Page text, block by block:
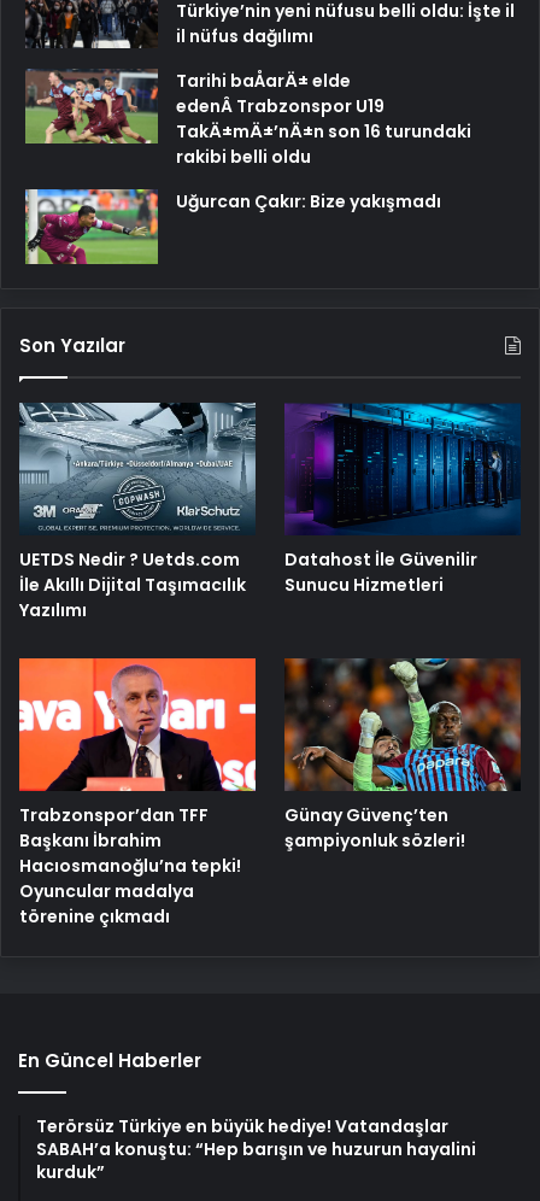
Türkiye’nin yeni nüfusu belli oldu: İşte il
il nüfus dağılımı
Tarihi baÅarÄ± elde
edenÂ Trabzonspor U19
TakÄ±mÄ±’nÄ±n son 16 turundaki
rakibi belli oldu
Uğurcan Çakır: Bize yakışmadı
Son Yazılar
UETDS Nedir ? Uetds.com
İle Akıllı Dijital Taşımacılık
Yazılımı
Datahost İle Güvenilir
Sunucu Hizmetleri
Trabzonspor’dan TFF
Başkanı İbrahim
Hacıosmanoğlu’na tepki!
Oyuncular madalya
törenine çıkmadı
Günay Güvenç’ten
şampiyonluk sözleri!
En Güncel Haberler
Terörsüz Türkiye en büyük hediye! Vatandaşlar
SABAH’a konuştu: “Hep barışın ve huzurun hayalini
kurduk”